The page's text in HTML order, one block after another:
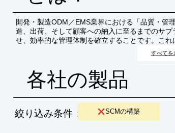
開発・製造ODM／EMS業界における「品質・管
造、出荷、そして顧客への納入に至るまでのサ
せ、効率的な管理体制を確立することです。こ
すべてを
各社の製品
絞り込み条件： SCMの構築